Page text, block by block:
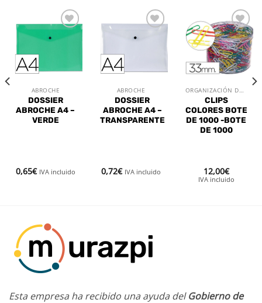
Añadir
ABROCHE
DOSSIER
ABROCHE A4 –
VERDE
0,65€ IVA incluido
ABROCHE
DOSSIER
ABROCHE A4 –
TRANSPARENTE
0,72€ IVA incluido
Añadir
a la
lista de
deseos
ORGANIZACIÓN DE MESA
CLIPS
COLORES BOTE
DE 1000 -BOTE
DE 1000
12,00€
IVA incluido
Esta empresa ha recibido una ayuda delGobierno de